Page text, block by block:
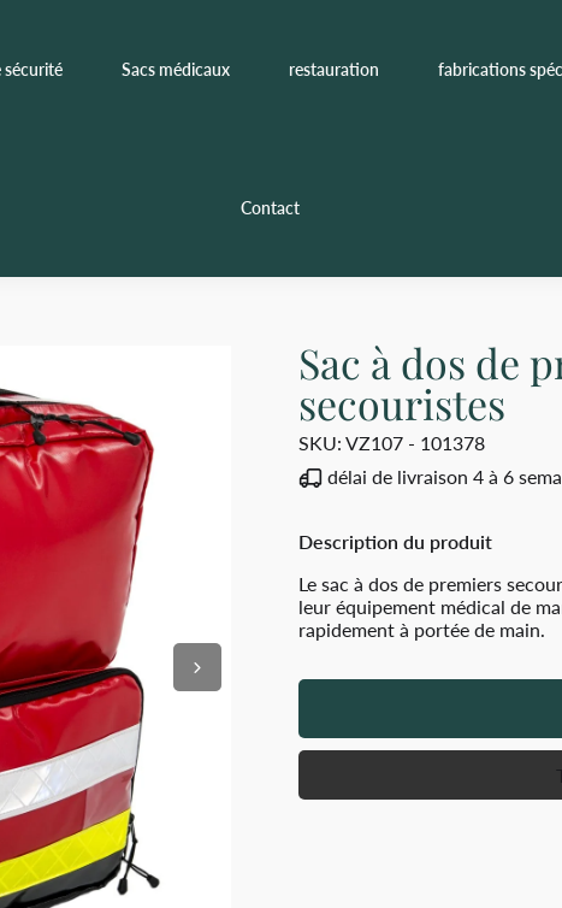
sécurité Sacs médicaux restauration fabrications
Contact
Sac à dos de
secouristes
SKU: VZ107 - 101378
délai de livraison 4 à 6
Description du produit
Le sac à dos de premiers
leur équipement médical de
rapidement à portée de main.